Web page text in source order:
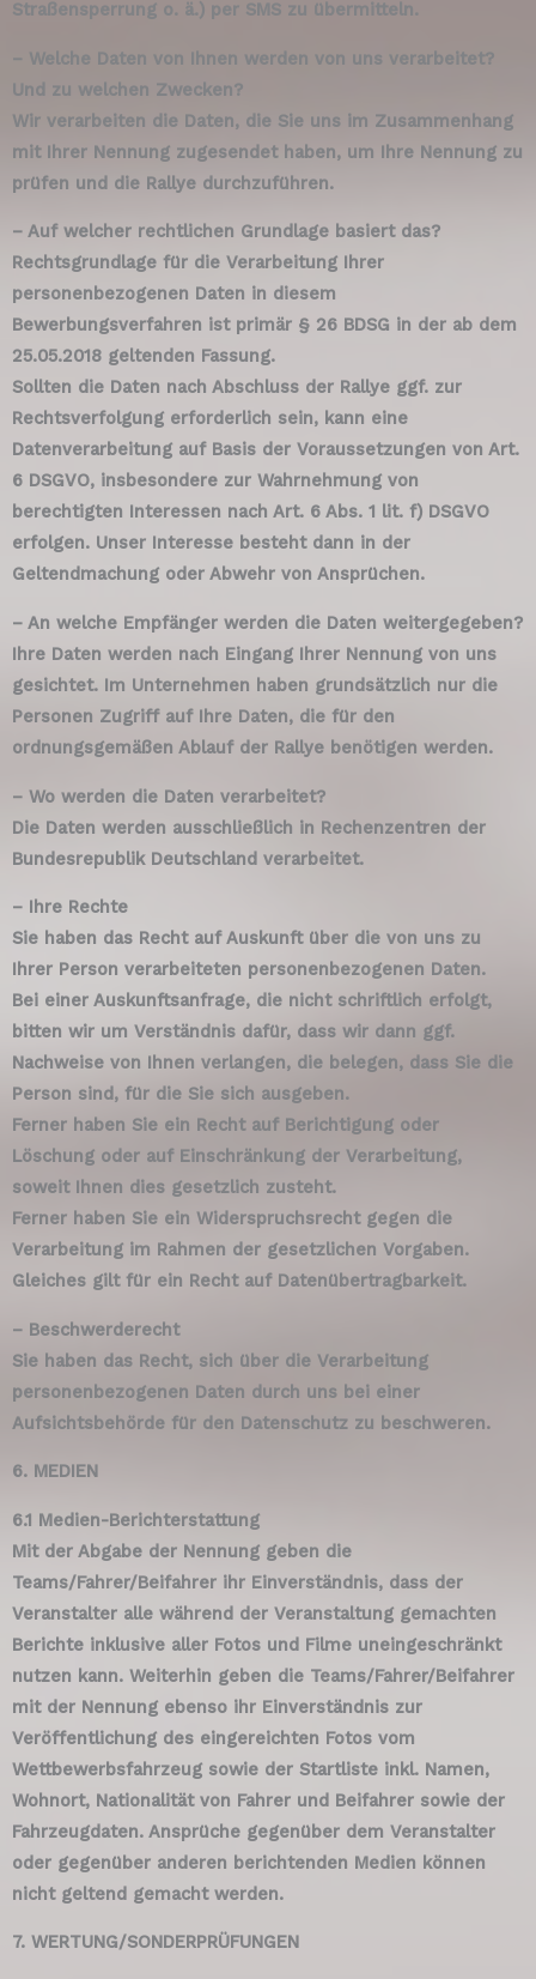
Straßensperrung o. ä.) per SMS zu übermitteln.
– Welche Daten von Ihnen werden von uns verarbeitet?
Und zu welchen Zwecken?
Wir verarbeiten die Daten, die Sie uns im Zusammenhang
mit Ihrer Nennung zugesendet haben, um Ihre Nennung zu
prüfen und die Rallye durchzuführen.
– Auf welcher rechtlichen Grundlage basiert das?
Rechtsgrundlage für die Verarbeitung Ihrer
personenbezogenen Daten in diesem
Bewerbungsverfahren ist primär § 26 BDSG in der ab dem
25.05.2018 geltenden Fassung.
Sollten die Daten nach Abschluss der Rallye ggf. zur
Rechtsverfolgung erforderlich sein, kann eine
Datenverarbeitung auf Basis der Voraussetzungen von Art.
6 DSGVO, insbesondere zur Wahrnehmung von
berechtigten Interessen nach Art. 6 Abs. 1 lit. f) DSGVO
erfolgen. Unser Interesse besteht dann in der
Geltendmachung oder Abwehr von Ansprüchen.
– An welche Empfänger werden die Daten weitergegeben?
Ihre Daten werden nach Eingang Ihrer Nennung von uns
gesichtet. Im Unternehmen haben grundsätzlich nur die
Personen Zugriff auf Ihre Daten, die für den
ordnungsgemäßen Ablauf der Rallye benötigen werden.
– Wo werden die Daten verarbeitet?
Die Daten werden ausschließlich in Rechenzentren der
Bundesrepublik Deutschland verarbeitet.
– Ihre Rechte
Sie haben das Recht auf Auskunft über die von uns zu
Ihrer Person verarbeiteten personenbezogenen Daten.
Bei einer Auskunftsanfrage, die nicht schriftlich erfolgt,
bitten wir um Verständnis dafür, dass wir dann ggf.
Nachweise von Ihnen verlangen, die belegen, dass Sie die
Person sind, für die Sie sich ausgeben.
Ferner haben Sie ein Recht auf Berichtigung oder
Löschung oder auf Einschränkung der Verarbeitung,
soweit Ihnen dies gesetzlich zusteht.
Ferner haben Sie ein Widerspruchsrecht gegen die
Verarbeitung im Rahmen der gesetzlichen Vorgaben.
Gleiches gilt für ein Recht auf Datenübertragbarkeit.
– Beschwerderecht
Sie haben das Recht, sich über die Verarbeitung
personenbezogenen Daten durch uns bei einer
Aufsichtsbehörde für den Datenschutz zu beschweren.
6. MEDIEN
6.1 Medien-Berichterstattung
Mit der Abgabe der Nennung geben die
Teams/Fahrer/Beifahrer ihr Einverständnis, dass der
Veranstalter alle während der Veranstaltung gemachten
Berichte inklusive aller Fotos und Filme uneingeschränkt
nutzen kann. Weiterhin geben die Teams/Fahrer/Beifahrer
mit der Nennung ebenso ihr Einverständnis zur
Veröffentlichung des eingereichten Fotos vom
Wettbewerbsfahrzeug sowie der Startliste inkl. Namen,
Wohnort, Nationalität von Fahrer und Beifahrer sowie der
Fahrzeugdaten. Ansprüche gegenüber dem Veranstalter
oder gegenüber anderen berichtenden Medien können
nicht geltend gemacht werden.
7. WERTUNG/SONDERPRÜFUNGEN